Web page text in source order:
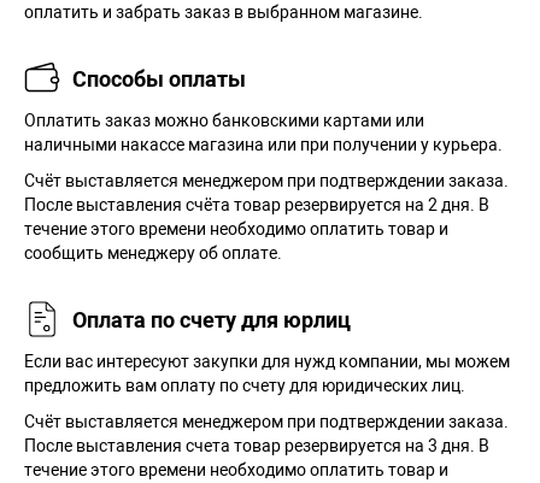
оплатить и забрать заказ в выбранном магазине.
Способы оплаты
Оплатить заказ можно банковскими картами или
наличными накассе магазина или при получении у курьера.
Cчёт выставляется менеджером при подтверждении заказа.
После выставления счёта товар резервируется на 2 дня. В
течение этого времени необходимо оплатить товар и
сообщить менеджеру об оплате.
Оплата по счету для юрлиц
Если вас интересуют закупки для нужд компании, мы можем
предложить вам оплату по счету для юридических лиц.
Счёт выставляется менеджером при подтверждении заказа.
После выставления счета товар резервируется на 3 дня. В
течение этого времени необходимо оплатить товар и